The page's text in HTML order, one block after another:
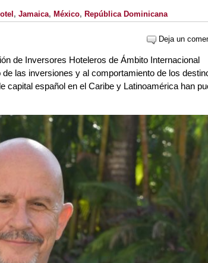
, Jamaica, México, República Dominicana
Deja un
de Inversores Hoteleros de Ámbito Internacional
las inversiones y al comportamiento de los
capital español en el Caribe y Latinoamérica han